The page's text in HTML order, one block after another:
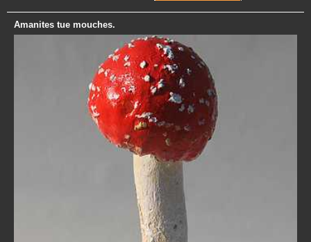
Amanites tue mouches.